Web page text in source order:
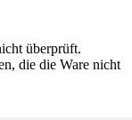
überprüft.
die die Ware nicht